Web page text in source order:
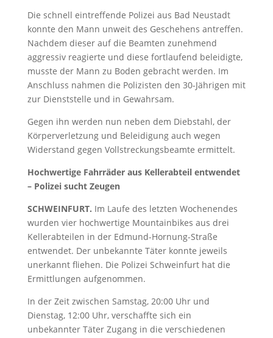
Die schnell eintreffende Polizei aus Bad Neustadt
konnte den Mann unweit des Geschehens antreffen.
Nachdem dieser auf die Beamten zunehmend
aggressiv reagierte und diese fortlaufend beleidigte,
musste der Mann zu Boden gebracht werden. Im
Anschluss nahmen die Polizisten den 30-Jährigen mit
zur Dienststelle und in Gewahrsam.
Gegen ihn werden nun neben dem Diebstahl, der
Körperverletzung und Beleidigung auch wegen
Widerstand gegen Vollstreckungsbeamte ermittelt.
Hochwertige Fahrräder aus Kellerabteil entwendet
– Polizei sucht Zeugen
SCHWEINFURT. Im Laufe des letzten Wochenendes
wurden vier hochwertige Mountainbikes aus drei
Kellerabteilen in der Edmund-Hornung-Straße
entwendet. Der unbekannte Täter konnte jeweils
unerkannt fliehen. Die Polizei Schweinfurt hat die
Ermittlungen aufgenommen.
In der Zeit zwischen Samstag, 20:00 Uhr und
Dienstag, 12:00 Uhr, verschaffte sich ein
unbekannter Täter Zugang in die verschiedenen